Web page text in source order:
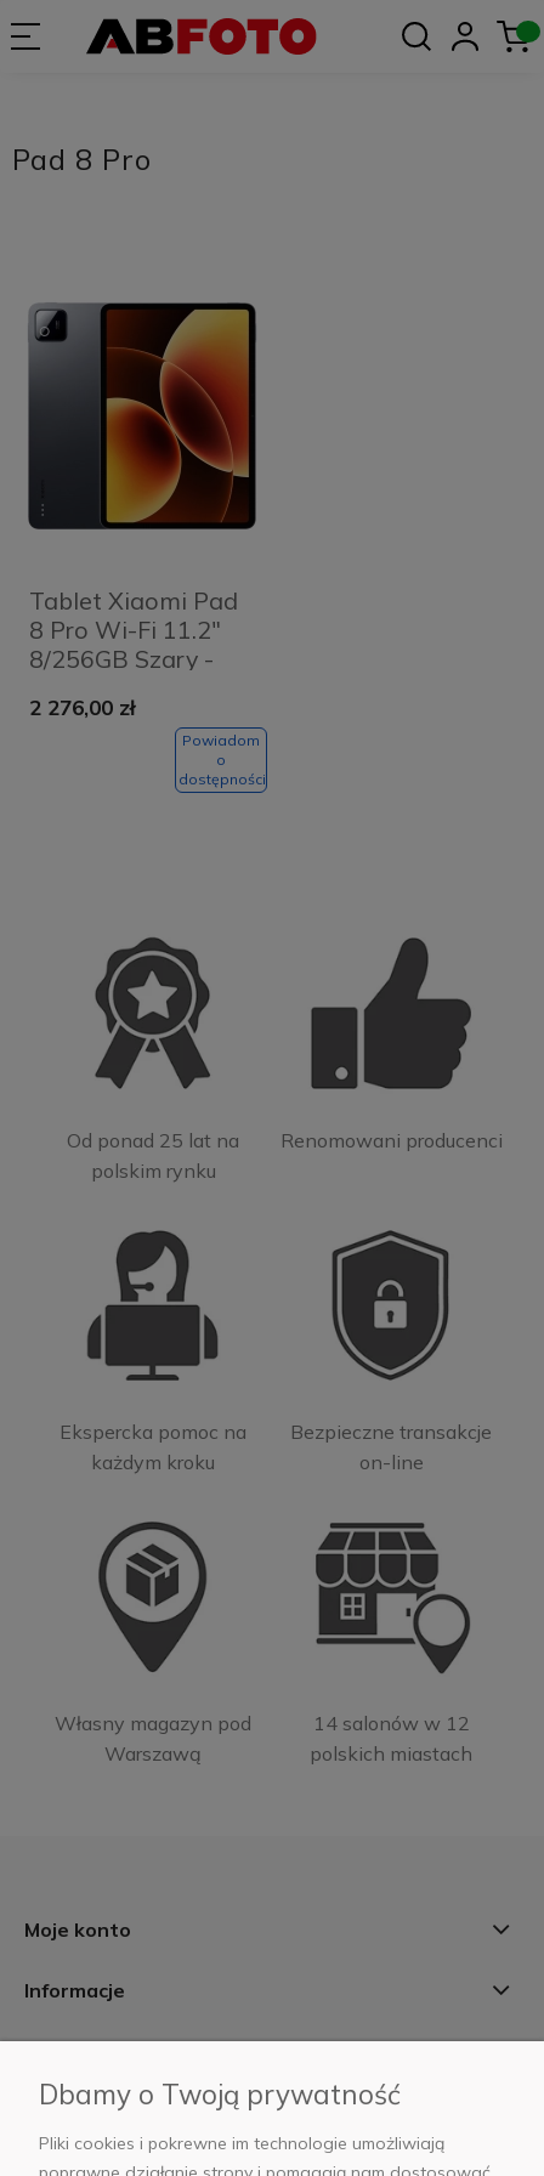
Pad 8 Pro
Tablet Xiaomi Pad
8 Pro Wi-Fi 11.2"
8/256GB Szary -
2 276,00 zł
Powiadom
o
dostępności
Od ponad 25 lat na
polskim rynku
Renomowani producenci
Ekspercka pomoc na
każdym kroku
Bezpieczne transakcje
on-line
Własny magazyn pod
Warszawą
14 salonów w 12
polskich miastach
Moje konto
Informacje
AB Foto
Dbamy o Twoją prywatność
Pliki cookies i pokrewne im technologie umożliwiają